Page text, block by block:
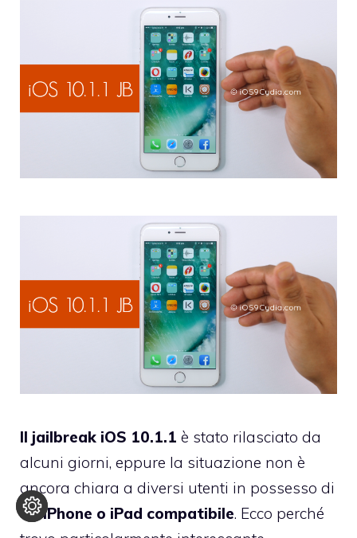
Il jailbreak iOS 10.1.1 è stato rilasciato da
alcuni giorni, eppure la situazione non è
ancora chiara a diversi utenti in possesso di
uniPhone o iPad compatibile. Ecco perché